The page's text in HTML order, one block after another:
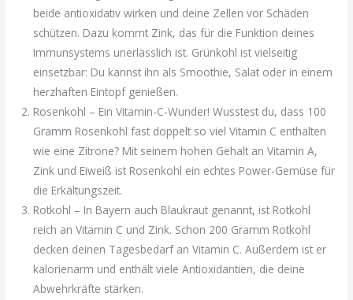
beide antioxidativ wirken und deine Zellen vor Schäden
schützen. Dazu kommt Zink, das für die Funktion deines
Immunsystems unerlässlich ist. Grünkohl ist vielseitig
einsetzbar: Du kannst ihn als Smoothie, Salat oder in einem
herzhaften Eintopf genießen.
Rosenkohl – Ein Vitamin-C-Wunder! Wusstest du, dass 100
Gramm Rosenkohl fast doppelt so viel Vitamin C enthalten
wie eine Zitrone? Mit seinem hohen Gehalt an Vitamin A,
Zink und Eiweiß ist Rosenkohl ein echtes Power-Gemüse für
die Erkältungszeit.
Rotkohl – In Bayern auch Blaukraut genannt, ist Rotkohl
reich an Vitamin C und Zink. Schon 200 Gramm Rotkohl
decken deinen Tagesbedarf an Vitamin C. Außerdem ist er
kalorienarm und enthält viele Antioxidantien, die deine
Abwehrkräfte stärken.